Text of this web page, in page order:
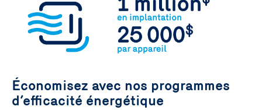
Économisez avec nos programmes
d’efficacité énergétique